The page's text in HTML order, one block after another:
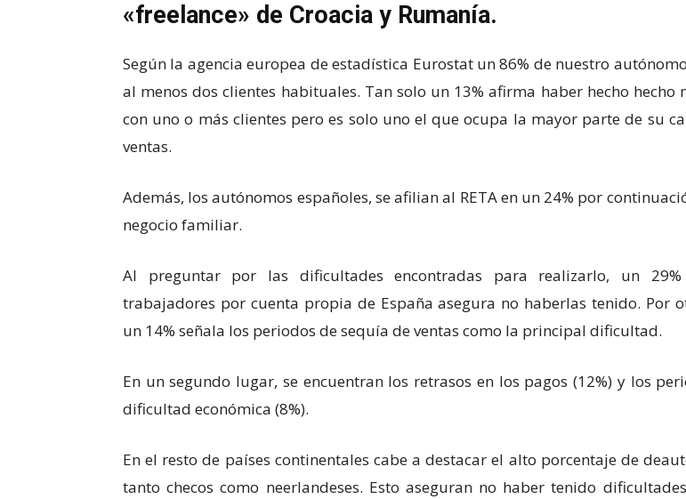
«freelance» de Croacia y Rumanía.
Según la agencia europea de estadística Eurostat un 86% de nuestro
al menos dos clientes habituales. Tan solo un 13% afirma haber hecho hecho
con uno o más clientes pero es solo uno el que ocupa la mayor parte de su
ventas.
Además, los autónomos españoles, se afilian al RETA en un 24% por
negocio familiar.
Al preguntar por las dificultades encontradas para realizarlo, un
trabajadores por cuenta propia de España asegura no haberlas tenido. Por
un 14% señala los periodos de sequía de ventas como la principal dificultad.
En un segundo lugar, se encuentran los retrasos en los pagos (12%) y los
dificultad económica (8%).
En el resto de países continentales cabe a destacar el alto porcentaje de
tanto checos como neerlandeses. Esto aseguran no haber tenido